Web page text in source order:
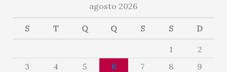
agosto 2026
S T Q Q S S D
1
2
3
4 5 6 7 8
9